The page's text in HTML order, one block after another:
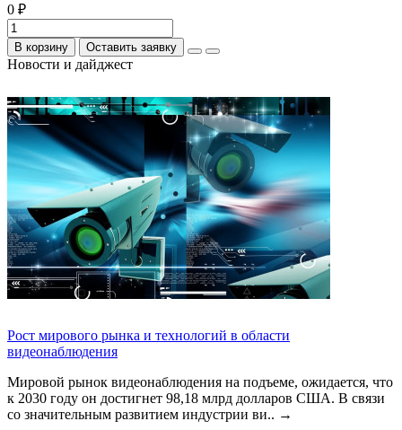
0 ₽
В корзину Оставить заявку
Новости и дайджест
Рост мирового рынка и технологий в области
видеонаблюдения
Мировой рынок видеонаблюдения на подъеме, ожидается, что
к 2030 году он достигнет 98,18 млрд долларов США. В связи
со значительным развитием индустрии ви.. →